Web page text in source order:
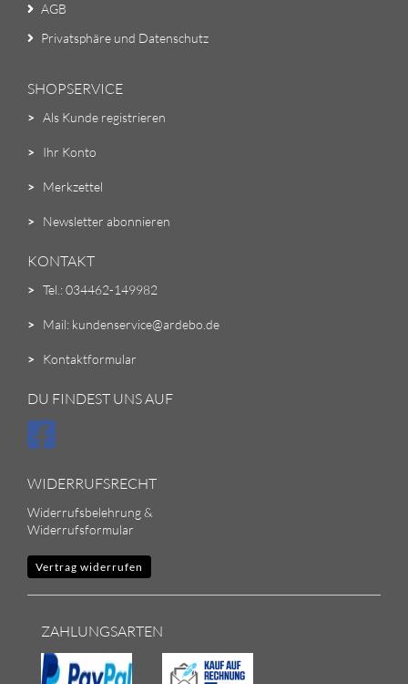
AGB
Privatsphäre und Datenschutz
SHOPSERVICE
> Als Kunde registrieren
> Ihr Konto
> Merkzettel
> Newsletter abonnieren
KONTAKT
> Tel.: 034462-149982
> Mail: kundenservice@ardebo.de
> Kontaktformular
DU FINDEST UNS AUF
WIDERRUFSRECHT
Widerrufsbelehrung &
Widerrufsformular
Vertrag widerrufen
ZAHLUNGSARTEN